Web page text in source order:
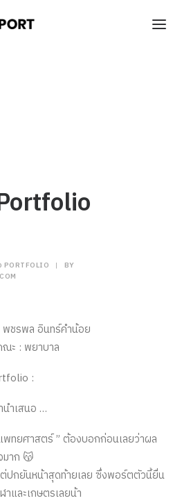
PORTFOLIO |
BY
ชรพล อินทร์คำน้อย
ะ : พยาบาล
:
ำเสนอ …
ทยศาสตร์ ” ต้องบอกก่อนเลยว่าผล
าก 😽
ปกยันหน้าสุดท้ายเลย ซึ่งพอร์ตตัวนี้ยื่น
และเกษตรเลยน้า